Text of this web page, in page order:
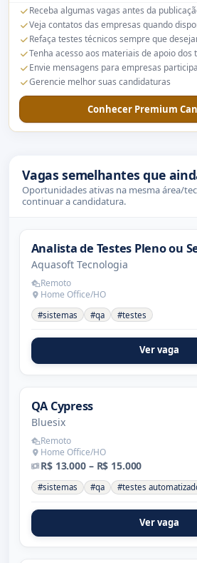
Receba algumas vagas antes da
Veja contatos das empresas quando
Refaça testes técnicos sempre que
Tenha acesso aos materiais de apoio dos
Envie mensagens para empresas
Gerencie melhor suas candidaturas
Conhecer Premium
Vagas semelhantes que
Oportunidades ativas na mesma área/
continuar a candidatura.
Analista de Testes Pleno ou
Aquasoft Tecnologia
Remoto
Home Office/HO
#sistemas #qa #testes
Ver vaga
QA Cypress
Bluesix
Remoto
Home Office/HO
R$ 13.000 – R$ 15.000
#sistemas #qa #testes
Ver vaga